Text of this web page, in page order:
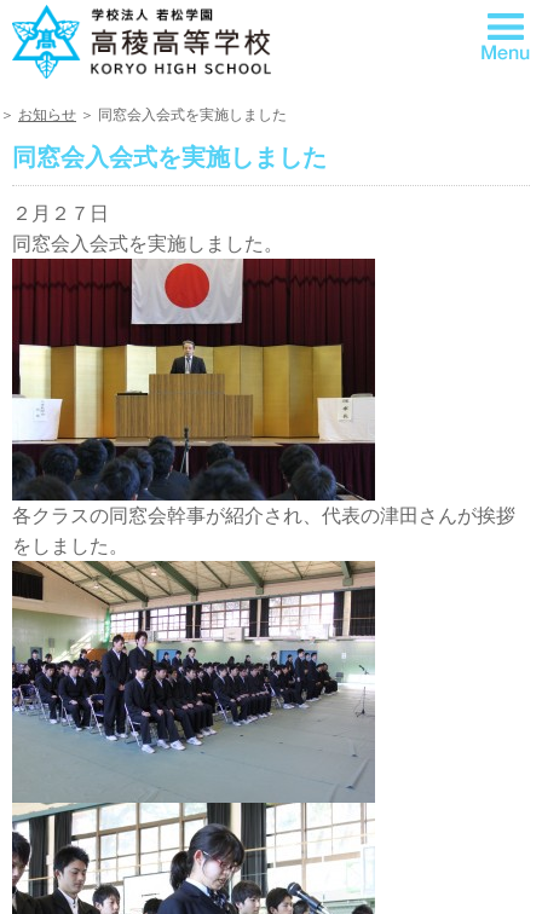
＞ お知らせ ＞ 同窓会入会式を実施しました
同窓会入会式を実施しました
２月２７日
同窓会入会式を実施しました。
各クラスの同窓会幹事が紹介され、代表の津田さんが挨拶
をしました。